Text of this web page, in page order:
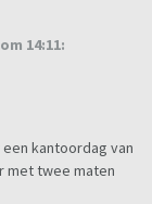
14:11:
kantoordag van
met twee maten